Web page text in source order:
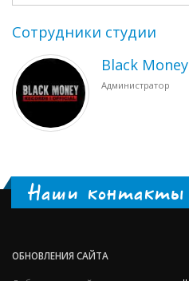
Сотрудники студии
Black
Администратор
Наши контакты
ОБНОВЛЕНИЯ САЙТА